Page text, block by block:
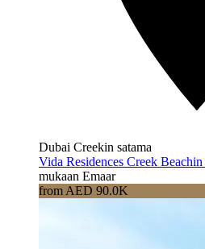
Dubai Creekin satama
Vida Residences Creek
mukaan Emaar
from AED 90.0K